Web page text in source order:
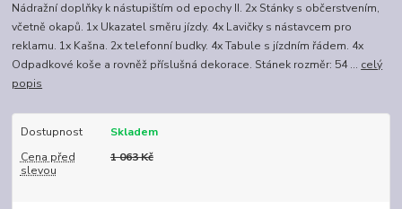
Nádražní doplňky k nástupištím od epochy II. 2x Stánky s občerstvením,
včetně okapů. 1x Ukazatel směru jízdy. 4x Lavičky s nástavcem pro
reklamu. 1x Kašna. 2x telefonní budky. 4x Tabule s jízdním řádem. 4x
Odpadkové koše a rovněž příslušná dekorace. Stánek rozměr: 54 ... celý
popis
Dostupnost
Skladem
Cena před
slevou
1 063 Kč